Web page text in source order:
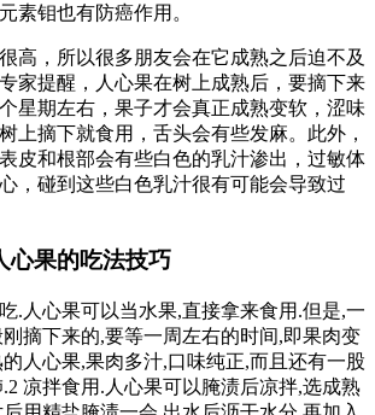
素钼也有防癌作用。
高，所以很多朋友会在它成熟之后迫不及
家提醒，人心果在树上成熟后，要摘下来
星期左右，果子才会真正成熟变软，涩味
上摘下就食用，舌头会有些发麻。此外，
皮和根部会有些白色的乳汁渗出，过敏体
，碰到这些白色乳汁很有可能会导致过
心果的吃法技巧
.人心果可以当水果,直接拿来食用.但是,一
摘下来的,要等一周左右的时间,即果肉变
人心果,果肉多汁,口味纯正,而且还有一股
凉拌食用.人心果可以腌渍后凉拌,选成熟